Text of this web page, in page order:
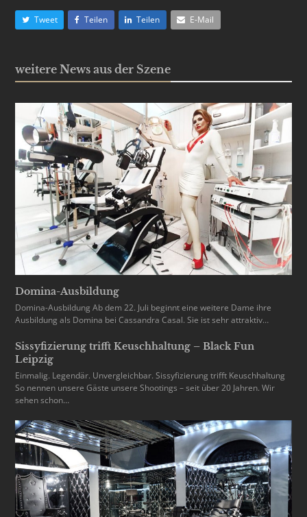
Tweet Teilen Teilen E-Mail
weitere News aus der Szene
Domina-Ausbildung
Domina-Ausbildung Ab dem 22. Juli beginnt eine weitere Dame ihre
Ausbildung als Domina bei Cassandra Casal. Sie ist sehr attraktiv…
Sissyfizierung trifft Keuschhaltung – Black Fun
Leipzig
Einmalig. Legendär. Unvergleichbar. Sissyfizierung trifft Keuschhaltung
So nennen unsere Gäste unsere Shootings – seit über 20 Jahren. Wir
sehen schon…